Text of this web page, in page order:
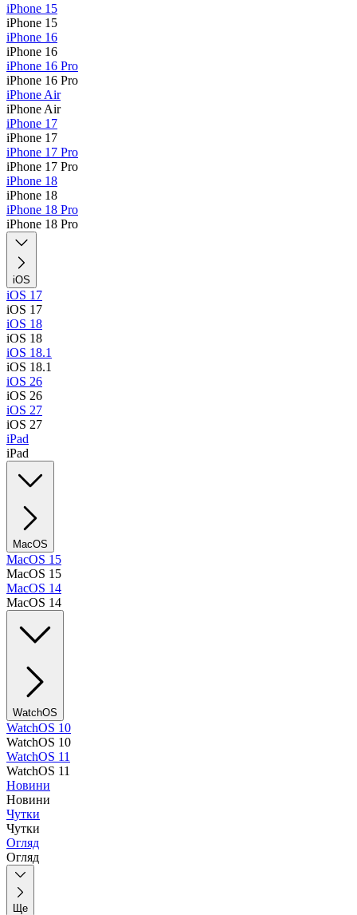
iPhone 15
iPhone 15
iPhone 16
iPhone 16
iPhone 16 Pro
iPhone 16 Pro
iPhone Air
iPhone Air
iPhone 17
iPhone 17
iPhone 17 Pro
iPhone 17 Pro
iPhone 18
iPhone 18
iPhone 18 Pro
iPhone 18 Pro
iOS
iOS 17
iOS 17
iOS 18
iOS 18
iOS 18.1
iOS 18.1
iOS 26
iOS 26
iOS 27
iOS 27
iPad
iPad
MacOS
MacOS 15
MacOS 15
MacOS 14
MacOS 14
WatchOS
WatchOS 10
WatchOS 10
WatchOS 11
WatchOS 11
Новини
Новини
Чутки
Чутки
Огляд
Огляд
Ще